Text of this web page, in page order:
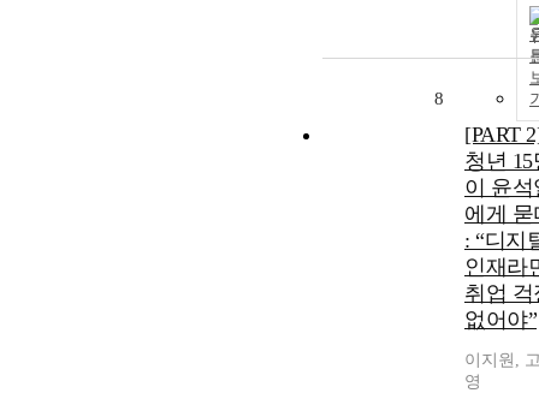
8
[PART
청년 15
이 윤석
에게 묻
: “디지
인재라
취업 걱
없어야”
이지원,
영